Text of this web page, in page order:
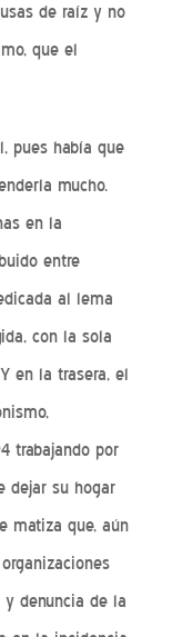
de raíz y no
que el
pues había que
mucho.
en la
entre
al lema
con la sola
en la trasera, el
trabajando por
dejar su hogar
matiza que, aún
y denuncia de la